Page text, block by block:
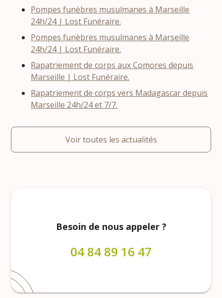
Pompes funèbres musulmanes à Marseille
24h/24 | Lost Funéraire.
Pompes funèbres musulmanes à Marseille
24h/24 | Lost Funéraire.
Rapatriement de corps aux Comores depuis
Marseille | Lost Funéraire.
Rapatriement de corps vers Madagascar depuis
Marseille 24h/24 et 7/7.
Voir toutes les actualités
Besoin de nous appeler ?
04 84 89 16 47